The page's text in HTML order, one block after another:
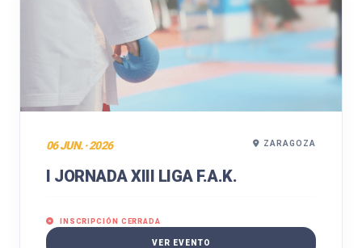
06 JUN. · 2026 ZARAGOZA
I JORNADA XIII LIGA F.A.K.
INSCRIPCIÓN CERRADA
VER EVENTO